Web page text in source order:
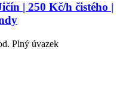
| 250 Kč/h čistého |
Plný úvazek